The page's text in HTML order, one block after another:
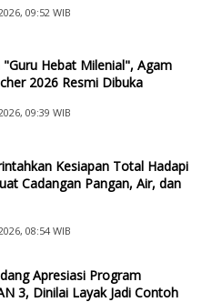
09:52 WIB
Hebat Milenial", Agam
2026 Resmi Dibuka
09:39 WIB
Kesiapan Total Hadapi
Cadangan Pangan, Air, dan
08:54 WIB
Apresiasi Program
3, Dinilai Layak Jadi Contoh